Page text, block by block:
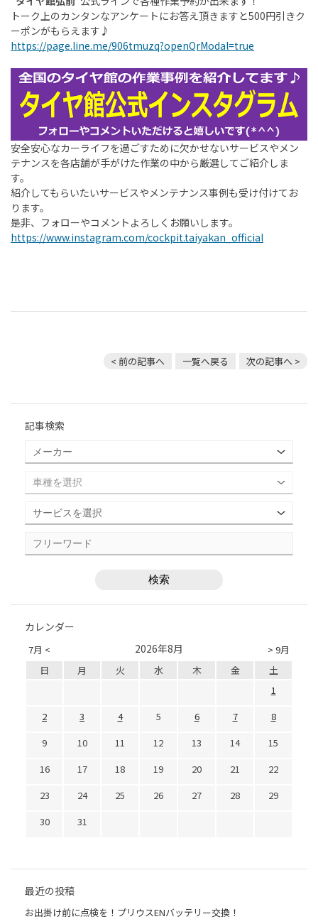
トーク上のカンタンなアンケートにお答え頂きますと500円引きク
ーポンがもらえます♪
https://page.line.me/906tmuzq?openQrModal=true
安全安心なカーライフを過ごすために欠かせないサービスやメン
テナンスを各店舗が手がけた作業の中から厳選してご紹介しま
す。
紹介してもらいたいサービスやメンテナンス事例も受け付けてお
ります。
是非、フォローやコメントよろしくお願いします。
https://www.instagram.com/cockpit.taiyakan_official
< 前の記事へ 一覧へ戻る 次の記事へ >
記事検索
カレンダー
7月 < > 9月
2026年8月
日 月 火 水 木 金
土
1
2
3 4 5 6 7
8
9
10 11 12 13 14
15
16
17 18 19 20 21
22
23
24 25 26 27 28
29
30
31
最近の投稿
お出掛け前に点検を！プリウスENバッテリー交換！